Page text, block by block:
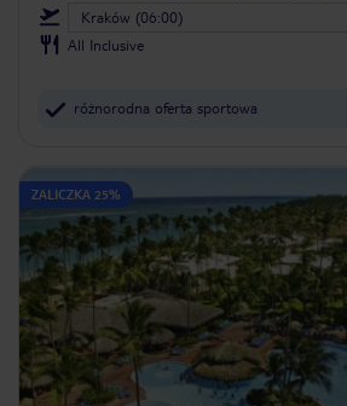
Kraków (06:00)
All Inclusive
różnorodna oferta sportowa
ZALICZKA 25%